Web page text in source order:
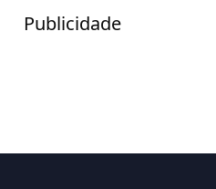
Publicidade